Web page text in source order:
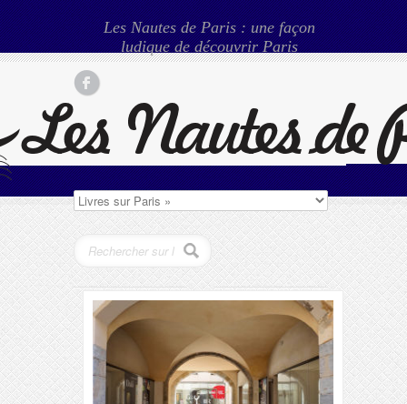
Les Nautes de Paris : une façon
ludique de découvrir Paris